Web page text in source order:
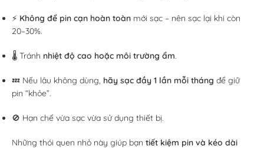
⚡ Không để pin cạn hoàn toàn mới sạc – nên sạc lại khi còn
20–30%.
🌡️ Tránh nhiệt độ cao hoặc môi trường ẩm.
💤 Nếu lâu không dùng, hãy sạc đầy 1 lần mỗi tháng để giữ
pin “khỏe”.
🚫 Hạn chế vừa sạc vừa sử dụng thiết bị.
Những thói quen nhỏ này giúp bạn tiết kiệm pin và kéo dài